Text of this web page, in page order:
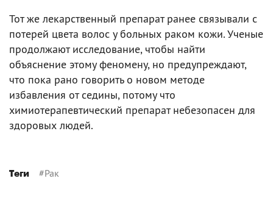
Тот же лекарственный препарат ранее связывали с
потерей цвета волос у больных раком кожи. Ученые
продолжают исследование, чтобы найти
объяснение этому феномену, но предупреждают,
что пока рано говорить о новом методе
избавления от седины, потому что
химиотерапевтический препарат небезопасен для
здоровых людей.
Теги #Рак